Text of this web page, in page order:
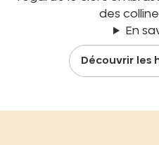
des
En
Découvrir les